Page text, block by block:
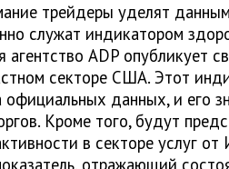
трейдеры уделят
служат индикатором
агентство ADP опубликует
секторе США. Этот
официальных данных, и его
Кроме того, будут
в секторе услуг от
отражающий